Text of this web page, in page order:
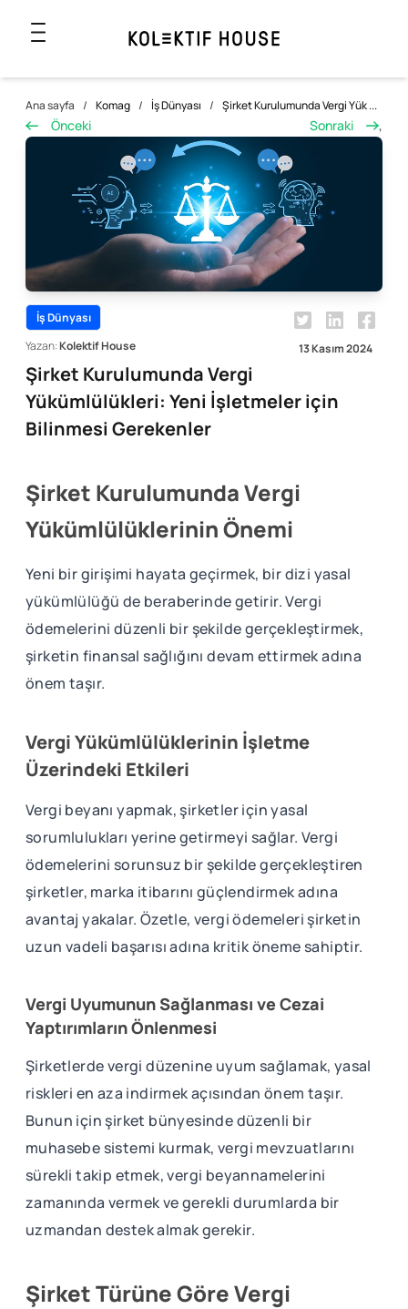
Ana sayfa / Komag / İş Dünyası / Şirket Kurulumunda Vergi Yük ...
Önceki Sonraki ,
İş Dünyası
Yazan:Kolektif House 13 Kasım 2024
Şirket Kurulumunda Vergi
Yükümlülükleri: Yeni İşletmeler için
Bilinmesi Gerekenler
Şirket Kurulumunda Vergi
Yükümlülüklerinin Önemi
Yeni bir girişimi hayata geçirmek, bir dizi yasal
yükümlülüğü de beraberinde getirir. Vergi
ödemelerini düzenli bir şekilde gerçekleştirmek,
şirketin finansal sağlığını devam ettirmek adına
önem taşır.
Vergi Yükümlülüklerinin İşletme
Üzerindeki Etkileri
Vergi beyanı yapmak, şirketler için yasal
sorumlulukları yerine getirmeyi sağlar. Vergi
ödemelerini sorunsuz bir şekilde gerçekleştiren
şirketler, marka itibarını güçlendirmek adına
avantaj yakalar. Özetle, vergi ödemeleri şirketin
uzun vadeli başarısı adına kritik öneme sahiptir.
Vergi Uyumunun Sağlanması ve Cezai
Yaptırımların Önlenmesi
Şirketlerde vergi düzenine uyum sağlamak, yasal
riskleri en aza indirmek açısından önem taşır.
Bunun için şirket bünyesinde düzenli bir
muhasebe sistemi kurmak, vergi mevzuatlarını
sürekli takip etmek, vergi beyannamelerini
zamanında vermek ve gerekli durumlarda bir
uzmandan destek almak gerekir.
Şirket Türüne Göre Vergi